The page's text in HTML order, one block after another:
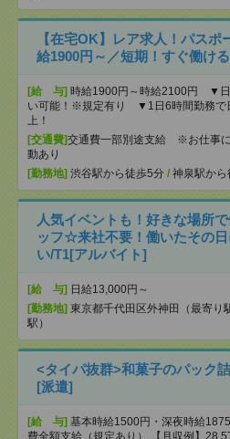
【在宅OK】レア求人！パス
給1900円～／短期！すぐ働け
[給 与] 時給1900円～時給2100円 ▼
い可能！※規定有り ▼1日6時間勤務で
上！
[交通費]交通費一部別途支給 ※お仕事
動あり
[勤務地] 渋谷駅から徒歩5分 / 神泉駅か
人気イベントも！好きな場所
ッフ☆来社不要！働いたその
い/T1[アルバイト]
[給 与] 日給13,000円～
[勤務地] 東京都千代田区外神田（最寄り
駅）
<タイパ抜群>和菓子のパック
[派遣]
[給 与] 基本時給1500円・深夜時給
費全額支給（規定あり） 【月収例】